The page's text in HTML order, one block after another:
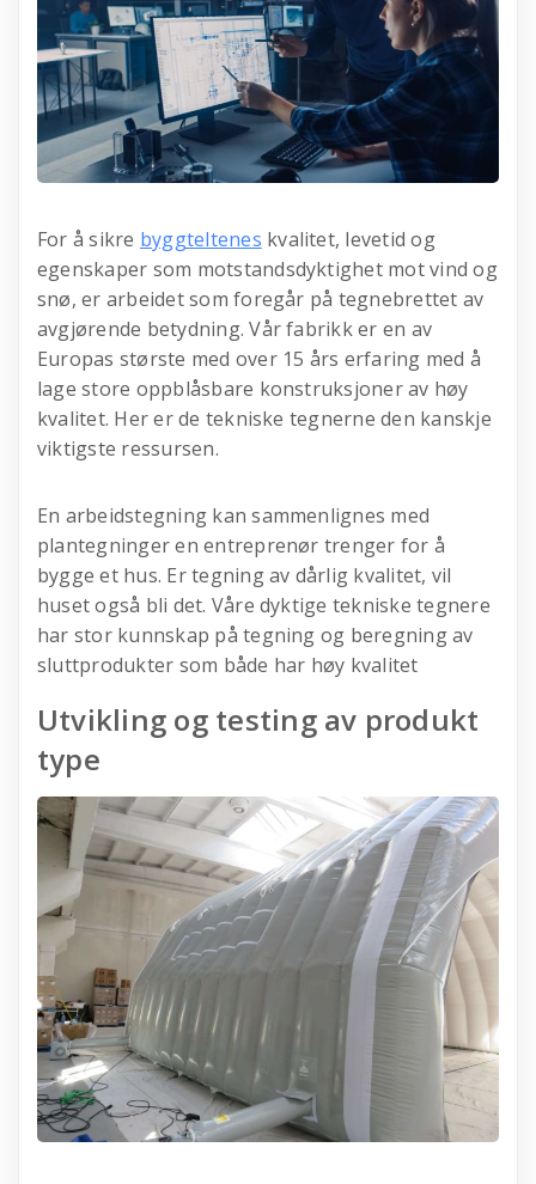
For å sikre byggteltenes kvalitet, levetid og
egenskaper som motstandsdyktighet mot vind og
snø, er arbeidet som foregår på tegnebrettet av
avgjørende betydning. Vår fabrikk er en av
Europas største med over 15 års erfaring med å
lage store oppblåsbare konstruksjoner av høy
kvalitet. Her er de tekniske tegnerne den kanskje
viktigste ressursen.
En arbeidstegning kan sammenlignes med
plantegninger en entreprenør trenger for å
bygge et hus. Er tegning av dårlig kvalitet, vil
huset også bli det. Våre dyktige tekniske tegnere
har stor kunnskap på tegning og beregning av
sluttprodukter som både har høy kvalitet
Utvikling og testing av produkt
type